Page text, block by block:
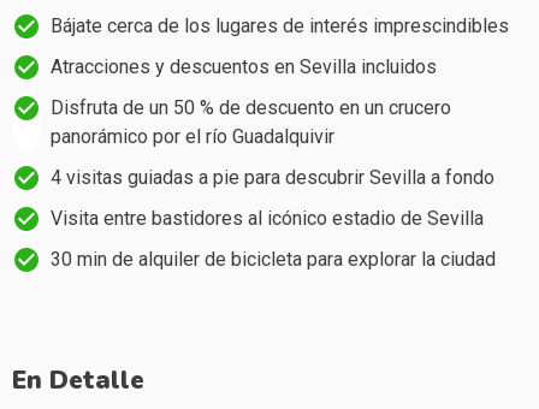
Bájate cerca de los lugares de interés imprescindibles
Atracciones y descuentos en Sevilla incluidos
Disfruta de un 50 % de descuento en un crucero
panorámico por el río Guadalquivir
4 visitas guiadas a pie para descubrir Sevilla a fondo
Visita entre bastidores al icónico estadio de Sevilla
30 min de alquiler de bicicleta para explorar la ciudad
En Detalle